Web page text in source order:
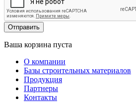
Ваша корзина пуста
О компании
Базы строительных материалов
Продукция
Партнеры
Контакты